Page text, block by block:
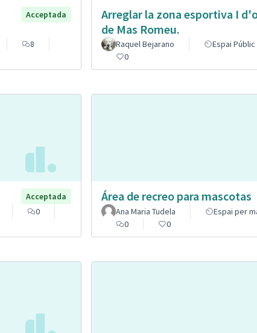
Acceptada
8
Arreglar la zona esportiva I
de Mas Romeu.
Raquel Bejarano Espai Públic
0
Acceptada
0
Área de recreo para mascotas
Ana Maria Tudela
Espai per
0
0